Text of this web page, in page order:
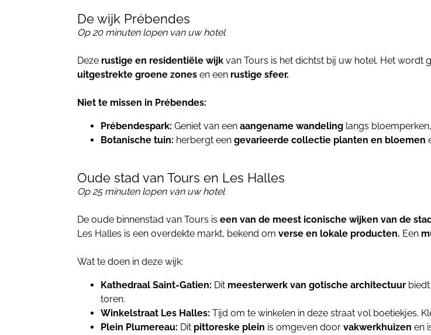
De wijk Prébendes
Op 20 minuten lopen van uw hotel
Deze rustige en residentiële wijk van Tours is het dichtst bij uw hotel. Het wordt
uitgestrekte groene zones en een rustige sfeer.
Niet te missen in Prébendes:
Prébendespark: Geniet van een aangename wandeling langs
Botanische tuin: herbergt een gevarieerde collectie planten en bloemen
Oude stad van Tours en Les Halles
Op 25 minuten lopen van uw hotel
De oude binnenstad van Tours is een van de meest iconische wijken van de
Les Halles is een overdekte markt, bekend om verse en lokale producten. Een
Wat te doen in deze wijk:
Kathedraal Saint-Gatien: Dit meesterwerk van gotische architectuur
toren.
Winkelstraat Les Halles: Tijd om te winkelen in deze straat vol boetiekjes.
Plein Plumereau: Dit pittoreske plein is omgeven door vakwerkhuizen en